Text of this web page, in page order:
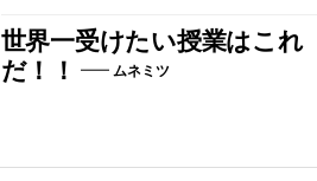
世界一受けたい授業はこれ
だ！！
ムネミツ